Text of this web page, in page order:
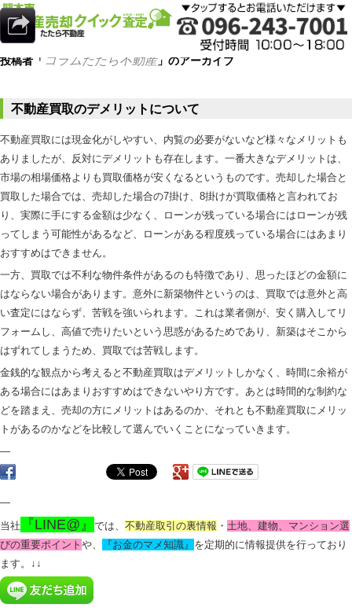
投稿者「 コラムたたら不動産」のアーカイブ
不動産買取のデメリットについて
不動産買取には現金化がしやすい、内覧の必要がないなど様々なメリットも
ありましたが、反対にデメリットも存在します。一番大きなデメリットは、
市場の相場価格よりも買取価格が安くなるというものです。売却した場合と
買取した場合では、売却した場合の7掛け、8掛けが買取価格と言われてお
り、実際に手にする金額は少なく、ローンが残っている場合にはローンが残
ってしまう可能性があるなど、ローンがある程度残っている場合にはあまり
おすすめはできません。
一方、買取では不利な物件条件があるのも特徴であり、思ったほどの金額に
はならない場合があります。意外に新築物件というのは、買取では意外と高
い査定にはならず、苦戦を強いられます。これは業者側が、安く購入してリ
フォームし、高値で売りたいという思惑があるためであり、新築はそこから
はずれてしまうため、買取では苦戦します。
金銭的な観点から考えると不動産買取はデメリットしかなく、時間に余裕が
ある場合にはあまりおすすめはできないやり方です。あとは時間的な制約な
どを踏まえ、売却の方にメリットはあるのか、それとも不動産買取にメリッ
トがあるのかなどを比較して選んでいくことになっていきます。
—
—
当社
『LINE@』 では、 不動産取引の裏情報 ・ 土地、建物、マンション選
びの重要ポイント や、 『お金のマメ知識』 を定期的に情報提供を行っており
ます。 ↓↓